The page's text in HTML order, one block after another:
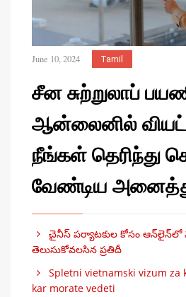
June 10, 2024 Tamil
சீன சுற்றுலாப்
ஆன்லைனில்
நீங்கள் தெரிந்து
வேண்டிய
చైనీస్ పర్యాటకుల కోసం
తెలుసుకోవలసిన ప్రతిదీ
Spletni vietnamski vizum za
kar morate vedeti